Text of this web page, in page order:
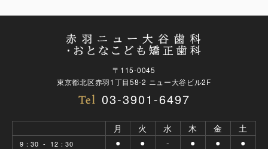
〒115-0045
東京都北区赤羽1丁目58-2 ニュー大谷ビル2F
03-3901-6497
月 火 水 木 金 土
9：30 - 12：30 ● ● - ● ● ●